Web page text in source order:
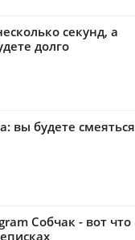
секунд, а
долго
вы будете смеяться
Собчак - вот что